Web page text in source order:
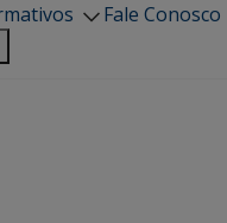
Fale Conosco